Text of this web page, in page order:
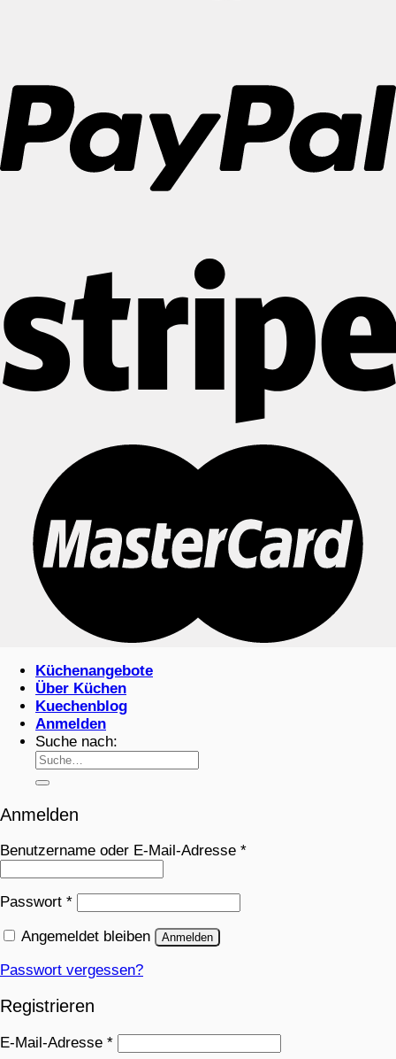
Küchenangebote
Über Küchen
Kuechenblog
Anmelden
Suche nach:
Anmelden
Benutzername oder E-Mail-Adresse *
Passwort *
Angemeldet bleiben Anmelden
Passwort vergessen?
Registrieren
E-Mail-Adresse *